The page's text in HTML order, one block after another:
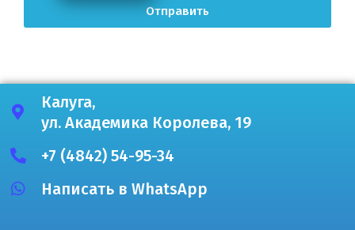
Отправить
Калуга,
ул. Академика Королева, 19
+7 (4842) 54-95-34
Написать в WhatsApp